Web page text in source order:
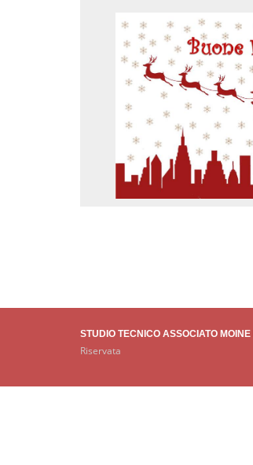
STUDIO TECNICO ASSOCIATO MOINE
Riservata